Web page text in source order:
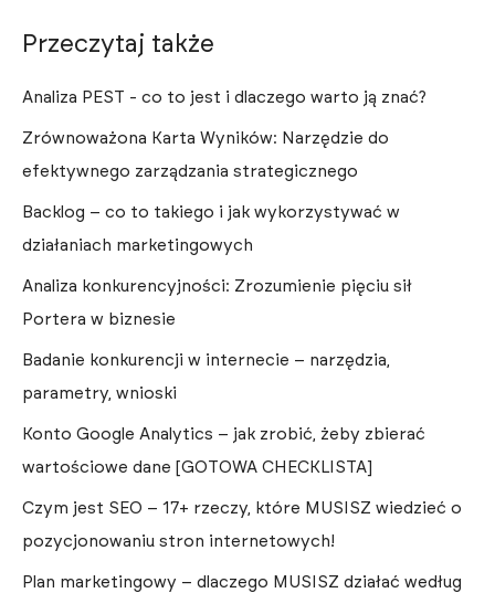
Przeczytaj także
Analiza PEST - co to jest i dlaczego warto ją znać?
Zrównoważona Karta Wyników: Narzędzie do
efektywnego zarządzania strategicznego
Backlog – co to takiego i jak wykorzystywać w
działaniach marketingowych
Analiza konkurencyjności: Zrozumienie pięciu sił
Portera w biznesie
Badanie konkurencji w internecie – narzędzia,
parametry, wnioski
Konto Google Analytics – jak zrobić, żeby zbierać
wartościowe dane [GOTOWA CHECKLISTA]
Czym jest SEO – 17+ rzeczy, które MUSISZ wiedzieć o
pozycjonowaniu stron internetowych!
Plan marketingowy – dlaczego MUSISZ działać według